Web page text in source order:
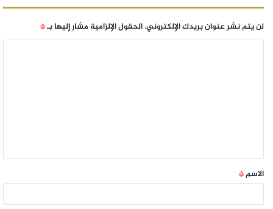
لن يتم نشر عنوان بريدك الإلكتروني.الحقول الإلزامية مشار إليها بـ*
الاسم*